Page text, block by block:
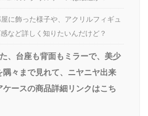
に飾った様子や、アクリルフィギュ
など詳しく知りたいんだけど？
、台座も背面もミラーで、美少
隅々まで見れて、ニヤニヤ出来
ケースの商品詳細リンクはこち